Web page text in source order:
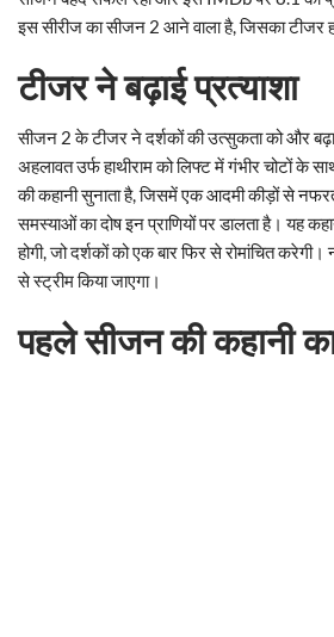
इस सीरीज का सीजन 2 आने वाला है, जिसका टीजर
टीजर ने बढ़ाई प्रत्याशा
सीजन 2 के टीजर ने दर्शकों की उत्सुकता को और
अहलावत उर्फ हाथीराम को लिफ्ट में गंभीर चोटों के
की कहानी सुनाता है, जिसमें एक आदमी कीड़ों से
समस्याओं का दोष इन प्राणियों पर डालता है। यह
होगी, जो दर्शकों को एक बार फिर से रोमांचित
से स्ट्रीम किया जाएगा।
पहले सीजन की कहानी